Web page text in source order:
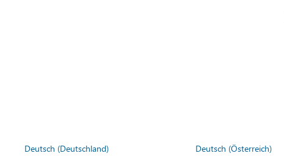
Deutsch (Deutschland)
Deutsch (Österreich)